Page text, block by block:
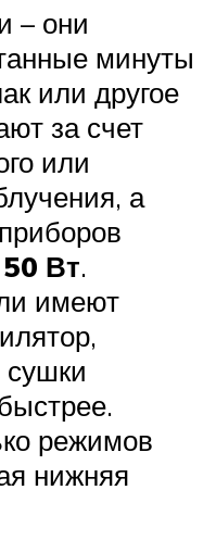
– они
минуты
или другое
за счет
или
а
50 Вт.
имеют
сушки
режимов
нижняя